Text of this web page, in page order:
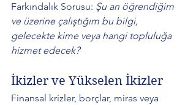
Farkındalık Sorusu: Şu an öğrendiğim
ve üzerine çalıştığım bu bilgi,
gelecekte kime veya hangi topluluğa
hizmet edecek?
İkizler ve Yükselen İkizler
Finansal krizler, borçlar, miras veya